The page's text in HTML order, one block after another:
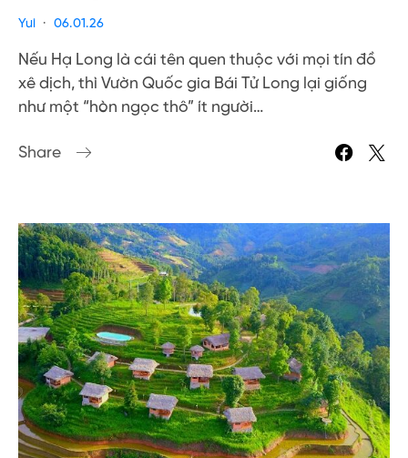
Yui 06.01.26
Nếu Hạ Long là cái tên quen thuộc với mọi tín đồ
xê dịch, thì Vườn Quốc gia Bái Tử Long lại giống
như một “hòn ngọc thô” ít người…
Share